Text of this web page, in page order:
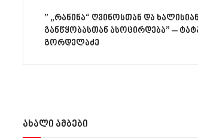
” „რანინა“ ღვინოსთან და ხალისიან
განწყობასთან ასოცირდება” –
გორდელაძე
ახალი ამბები